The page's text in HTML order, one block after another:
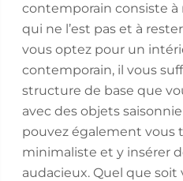
contemporain consiste à
qui ne l’est pas et à
vous optez pour un
contemporain, il vous
structure de base que
avec des objets
pouvez également vous
minimaliste et y insérer
audacieux. Quel que soit